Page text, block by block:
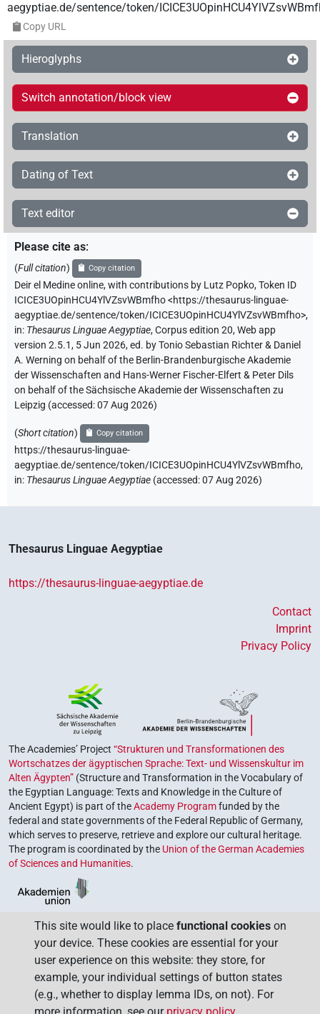
aegyptiae.de/sentence/token/
Copy URL
Hieroglyphs
Switch annotation/block view
Translation
Dating of Text
Text editor
Please cite as:
(Full citation) Copy citation
Deir el Medine online,with contributions by Lutz Popko,Token ID
ICICE3UOpinHCU4YlVZsvWBmfho<https://thesaurus-linguae-
aegyptiae.de/sentence/token/ICICE3UOpinHCU4YlVZsvWBmfho>,
in: Thesaurus Linguae Aegyptiae,Corpus edition 20, Web app
version 2.5.1, 5 Jun 2026, ed. by Tonio Sebastian Richter & Daniel
A. Werning on behalf of the Berlin-Brandenburgische Akademie
der Wissenschaften and Hans-Werner Fischer-Elfert & Peter Dils
on behalf of the Sächsische Akademie der Wissenschaften zu
Leipzig (accessed:07 Aug 2026)
(Short citation) Copy citation
https://thesaurus-linguae-
aegyptiae.de/sentence/token/ICICE3UOpinHCU4YlVZsvWBmfho,
in: Thesaurus Linguae Aegyptiae (accessed:07 Aug 2026)
Thesaurus Linguae Aegyptiae
https://thesaurus-linguae-aegyptiae.de
Contact
Imprint
Privacy Policy
The Academies’ Project “Strukturen und Transformationen des
Wortschatzes der ägyptischen Sprache: Text- und Wissenskultur im
Alten Ägypten” (Structure and Transformation in the Vocabulary of
the Egyptian Language: Texts and Knowledge in the Culture of
Ancient Egypt) is part of theAcademy Programfunded by the
federal and state governments of the Federal Republic of Germany,
which serves to preserve, retrieve and explore our cultural heritage.
The program is coordinated by the Union of the German Academies
of Sciences and Humanities.
This site would like to place functional cookies on
your device. These cookies are essential for your
user experience on this website: they store, for
example, your individual settings of button states
(e.g., whether to display lemma IDs, on not). For